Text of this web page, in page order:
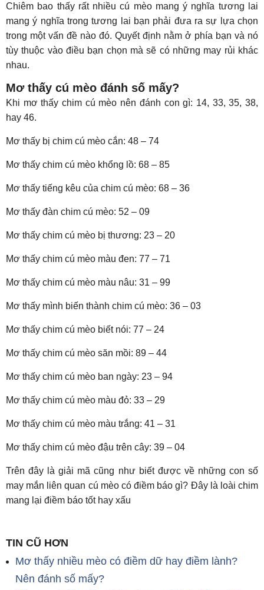
Chiêm bao thấy rất nhiều cú mèo mang ý nghĩa tương lai
mang ý nghĩa trong tương lai bạn phải đưa ra sự lựa chọn
trong một vấn đề nào đó. Quyết định nằm ở phía bạn và nó
tùy thuộc vào điều bạn chọn mà sẽ có những may rủi khác
nhau.
Mơ thấy cú mèo đánh số mấy?
Khi mơ thấy chim cú mèo nên đánh con gì: 14, 33, 35, 38,
hay 46.
Mơ thấy bị chim cú mèo cắn: 48 – 74
Mơ thấy chim cú mèo khổng lồ: 68 – 85
Mơ thấy tiếng kêu của chim cú mèo: 68 – 36
Mơ thấy đàn chim cú mèo: 52 – 09
Mơ thấy chim cú mèo bị thương: 23 – 20
Mơ thấy chim cú mèo màu đen: 77 – 71
Mơ thấy chim cú mèo màu nâu: 31 – 99
Mơ thấy mình biến thành chim cú mèo: 36 – 03
Mơ thấy chim cú mèo biết nói: 77 – 24
Mơ thấy chim cú mèo săn mồi: 89 – 44
Mơ thấy chim cú mèo ban ngày: 23 – 94
Mơ thấy chim cú mèo màu đỏ: 33 – 29
Mơ thấy chim cú mèo màu trắng: 41 – 31
Mơ thấy chim cú mèo đậu trên cây: 39 – 04
Trên đây là giải mã cũng như biết được về những con số
may mắn liên quan cú mèo có điềm báo gì? Đây là loài chim
mang lại điềm báo tốt hay xấu
TIN CŨ HƠN
Mơ thấy nhiều mèo có điềm dữ hay điềm lành?
Nên đánh số mấy?